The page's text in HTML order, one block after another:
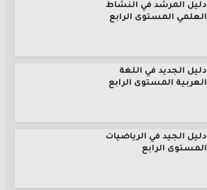
دليل المرشد في النشاط
العلمي المستوى الرابع
دليل الجديد في اللغة
العربية المستوى الرابع
دليل الجيد في الرياضيات
المستوى الرابع